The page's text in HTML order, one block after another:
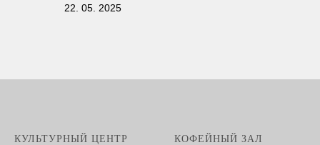
22. 05. 2025
КУЛЬТУРНЫЙ ЦЕНТР
КОФЕЙНЫЙ ЗАЛ